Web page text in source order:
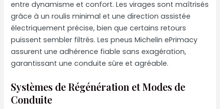
entre dynamisme et confort. Les virages sont maîtrisés
grâce à un roulis minimal et une direction assistée
électriquement précise, bien que certains retours
puissent sembler filtrés. Les pneus Michelin ePrimacy
assurent une adhérence fiable sans exagération,
garantissant une conduite sûre et agréable.
Systèmes de Régénération et Modes de
Conduite